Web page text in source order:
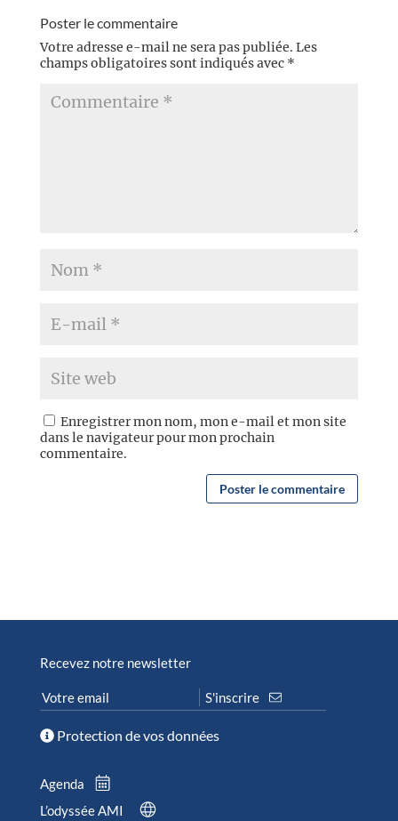
Poster le commentaire
Votre adresse e-mail ne sera pas publiée. Les
champs obligatoires sont indiqués avec *
Enregistrer mon nom, mon e-mail et mon site
dans le navigateur pour mon prochain
commentaire.
Recevez notre newsletter
Protection de vos données
Agenda
L’odyssée AMI